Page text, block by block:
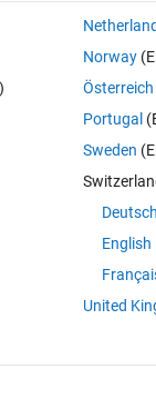
Norway
Österreich
Portugal
Sweden
Deutsch
English
United
Inc.